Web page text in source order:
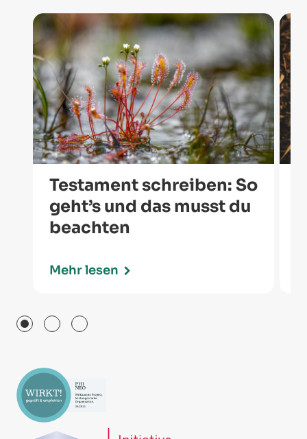
Testament schreiben: So
geht’s und das musst du
beachten
Mehr lesen